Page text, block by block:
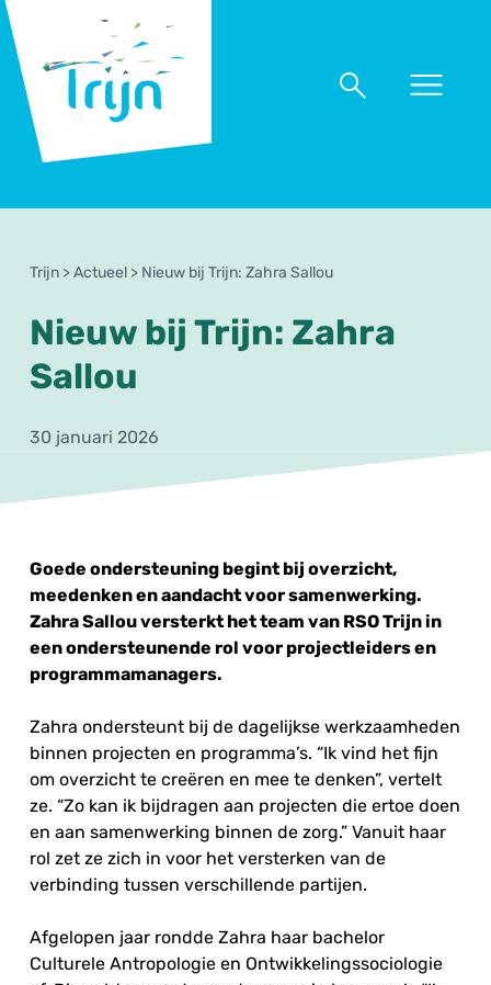
Trijn
Naar
Naar
Trijn >Actueel > Nieuw bij Trijn: Zahra Sallou
Nieuw bij Trijn: Zahra
Sallou
30 januari 2026
Goede ondersteuning begint bij overzicht,
meedenken en aandacht voor samenwerking.
Zahra Sallou versterkt het team van RSO Trijn in
een ondersteunende rol voor projectleiders en
programmamanagers.
Zahra ondersteunt bij de dagelijkse werkzaamheden
binnen projecten en programma’s. “Ik vind het fijn
om overzicht te creëren en mee te denken”, vertelt
ze. “Zo kan ik bijdragen aan projecten die ertoe doen
en aan samenwerking binnen de zorg.” Vanuit haar
rol zet ze zich in voor het versterken van de
verbinding tussen verschillende partijen.
Afgelopen jaar rondde Zahra haar bachelor
Culturele Antropologie en Ontwikkelingssociologie